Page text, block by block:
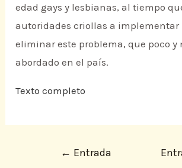
edad gays y lesbianas, al tiempo
autoridades criollas a implementar
eliminar este problema, que poco y
abordado en el país.
Texto completo
← Entrada